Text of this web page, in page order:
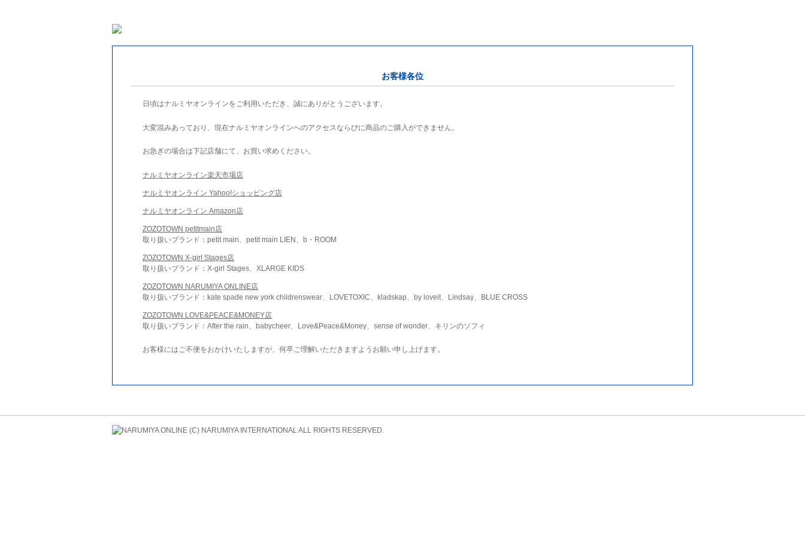
お客様各位
日頃はナルミヤオンラインをご利用いただき、誠にありがとうございます。
大変混みあっており、現在ナルミヤオンラインへのアクセスならびに商品のご購入ができません。
お急ぎの場合は下記店舗にて、お買い求めください。
ナルミヤオンライン楽天市場店
ナルミヤオンライン Yahoo!ショッピング店
ナルミヤオンライン Amazon店
ZOZOTOWN petitmain店
取り扱いブランド：petit main、petit main LIEN、b・ROOM
ZOZOTOWN X-girl Stages店
取り扱いブランド：X-girl Stages、XLARGE KIDS
ZOZOTOWN NARUMIYA ONLINE店
取り扱いブランド：kate spade new york childrenswear、LOVETOXIC、kladskap、by loveit、Lindsay、BLUE CROSS
ZOZOTOWN LOVE&PEACE&MONEY店
取り扱いブランド：After the rain、babycheer、Love&Peace&Money、sense of wonder、キリンのソフィ
お客様にはご不便をおかけいたしますが、何卒ご理解いただきますようお願い申し上げます。